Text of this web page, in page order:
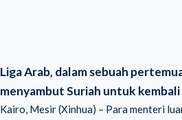
Liga Arab, dalam sebuah
menyambut Suriah untuk
Kairo, Mesir (Xinhua) – Para menteri